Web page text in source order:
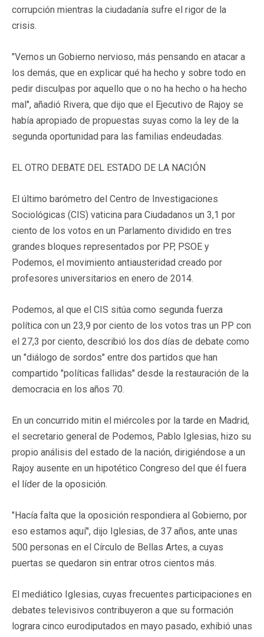
corrupción mientras la ciudadanía sufre el rigor de la
crisis.
"Vemos un Gobierno nervioso, más pensando en atacar a
los demás, que en explicar qué ha hecho y sobre todo en
pedir disculpas por aquello que o no ha hecho o ha hecho
mal", añadió Rivera, que dijo que el Ejecutivo de Rajoy se
había apropiado de propuestas suyas como la ley de la
segunda oportunidad para las familias endeudadas.
EL OTRO DEBATE DEL ESTADO DE LA NACIÓN
El último barómetro del Centro de Investigaciones
Sociológicas (CIS) vaticina para Ciudadanos un 3,1 por
ciento de los votos en un Parlamento dividido en tres
grandes bloques representados por PP, PSOE y
Podemos, el movimiento antiausteridad creado por
profesores universitarios en enero de 2014.
Podemos, al que el CIS sitúa como segunda fuerza
política con un 23,9 por ciento de los votos tras un PP con
el 27,3 por ciento, describió los dos días de debate como
un "diálogo de sordos" entre dos partidos que han
compartido "políticas fallidas" desde la restauración de la
democracia en los años 70.
En un concurrido mitin el miércoles por la tarde en Madrid,
el secretario general de Podemos, Pablo Iglesias, hizo su
propio análisis del estado de la nación, dirigiéndose a un
Rajoy ausente en un hipotético Congreso del que él fuera
el líder de la oposición.
"Hacía falta que la oposición respondiera al Gobierno, por
eso estamos aquí", dijo Iglesias, de 37 años, ante unas
500 personas en el Círculo de Bellas Artes, a cuyas
puertas se quedaron sin entrar otros cientos más.
El mediático Iglesias, cuyas frecuentes participaciones en
debates televisivos contribuyeron a que su formación
lograra cinco eurodiputados en mayo pasado, exhibió unas